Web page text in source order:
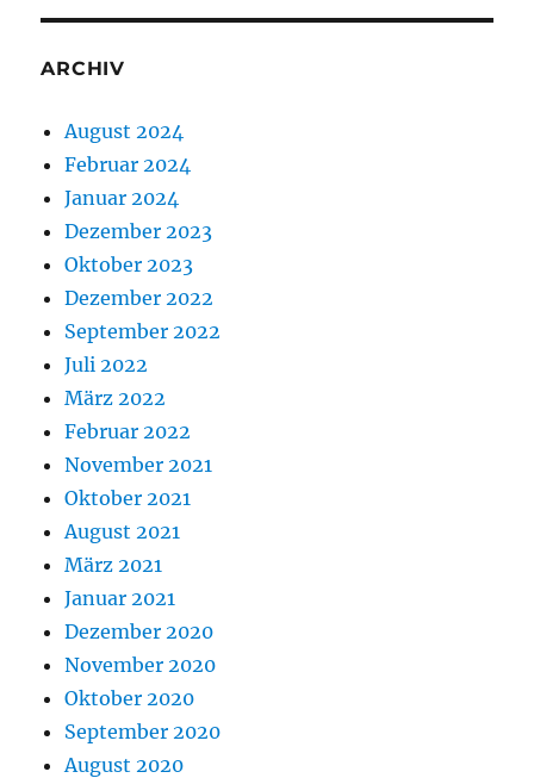
ARCHIV
August 2024
Februar 2024
Januar 2024
Dezember 2023
Oktober 2023
Dezember 2022
September 2022
Juli 2022
März 2022
Februar 2022
November 2021
Oktober 2021
August 2021
März 2021
Januar 2021
Dezember 2020
November 2020
Oktober 2020
September 2020
August 2020